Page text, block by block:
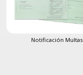
Notificación Multas